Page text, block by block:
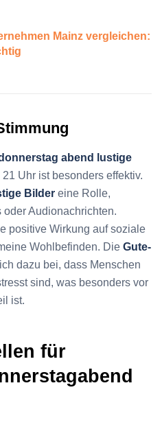
Mainz vergleichen:
abend lustige
Uhr ist besonders effektiv.
Bilder eine Rolle,
Audionachrichten.
positive Wirkung auf soziale
Wohlbefinden. Die Gute-
dazu bei, dass Menschen
sind, was besonders vor
ist.
für